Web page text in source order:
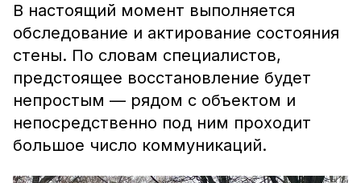
В настоящий момент выполняется
обследование и актирование состояния
стены. По словам специалистов,
предстоящее восстановление будет
непростым — рядом с объектом и
непосредственно под ним проходит
большое число коммуникаций.